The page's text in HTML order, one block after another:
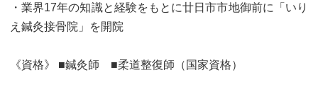
・業界17年の知識と経験をもとに廿日市市地御前に「いり
え鍼灸接骨院」を開院
《資格》 ■鍼灸師 ■柔道整復師（国家資格）